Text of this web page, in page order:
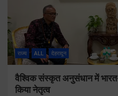
राज्य ALL देहरादून
वैश्विक संस्कृत अनुसंधान में
किया नेतृत्व